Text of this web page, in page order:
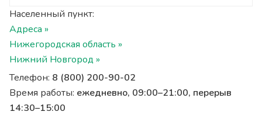
Населенный пункт:
Адреса »
Нижегородская область »
Нижний Новгород »
Телефон: 8 (800) 200-90-02
Время работы: ежедневно, 09:00–21:00, перерыв
14:30–15:00